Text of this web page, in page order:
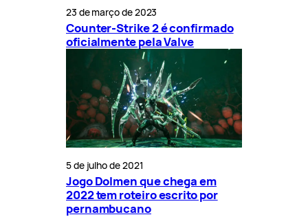
23 de março de 2023
Counter-Strike 2 é confirmado
oficialmente pela Valve
5 de julho de 2021
Jogo Dolmen que chega em
2022 tem roteiro escrito por
pernambucano